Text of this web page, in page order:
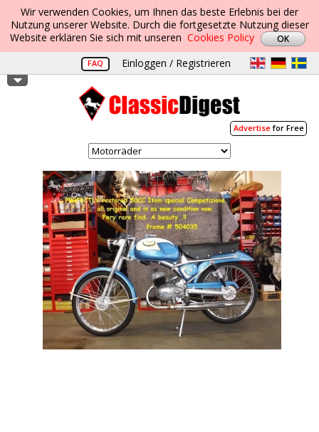
Wir verwenden Cookies, um Ihnen das beste Erlebnis bei der
Nutzung unserer Website. Durch die fortgesetzte Nutzung dieser
Website erklären Sie sich mit unseren Cookies Policy
FAQ Einloggen / Registrieren
Advertisefor Free